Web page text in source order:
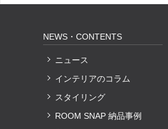
NEWS・CONTENTS
ニュース
インテリアのコラム
スタイリング
ROOM SNAP 納品事例